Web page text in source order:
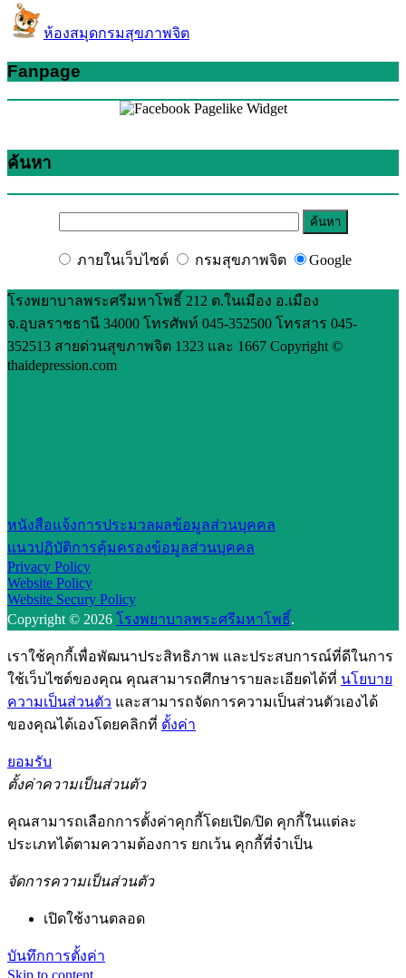
ห้องสมุดกรมสุขภาพจิต
Fanpage
ค้นหา
ภายในเว็บไซต์ กรมสุขภาพจิต Google
โรงพยาบาลพระศรีมหาโพธิ์ 212 ต.ในเมือง อ.เมือง
จ.อุบลราชธานี 34000 โทรศัพท์ 045-352500 โทรสาร 045-
352513 สายด่วนสุขภาพจิต 1323 และ 1667 Copyright ©
thaidepression.com
หนังสือแจ้งการประมวลผลข้อมูลส่วนบุคคล
แนวปฏิบัติการคุ้มครองข้อมูลส่วนบุคคล
Privacy Policy
Website Policy
Website Secury Policy
Copyright © 2026 โรงพยาบาลพระศรีมหาโพธิ์.
เราใช้คุกกี้เพื่อพัฒนาประสิทธิภาพ และประสบการณ์ที่ดีในการ
ใช้เว็บไซต์ของคุณ คุณสามารถศึกษารายละเอียดได้ที่ นโยบาย
ความเป็นส่วนตัว และสามารถจัดการความเป็นส่วนตัวเองได้
ของคุณได้เองโดยคลิกที่ ตั้งค่า
ยอมรับ
ตั้งค่าความเป็นส่วนตัว
คุณสามารถเลือกการตั้งค่าคุกกี้โดยเปิด/ปิด คุกกี้ในแต่ละ
ประเภทได้ตามความต้องการ ยกเว้น คุกกี้ที่จำเป็น
จัดการความเป็นส่วนตัว
เปิดใช้งานตลอด
บันทึกการตั้งค่า
Skip to content